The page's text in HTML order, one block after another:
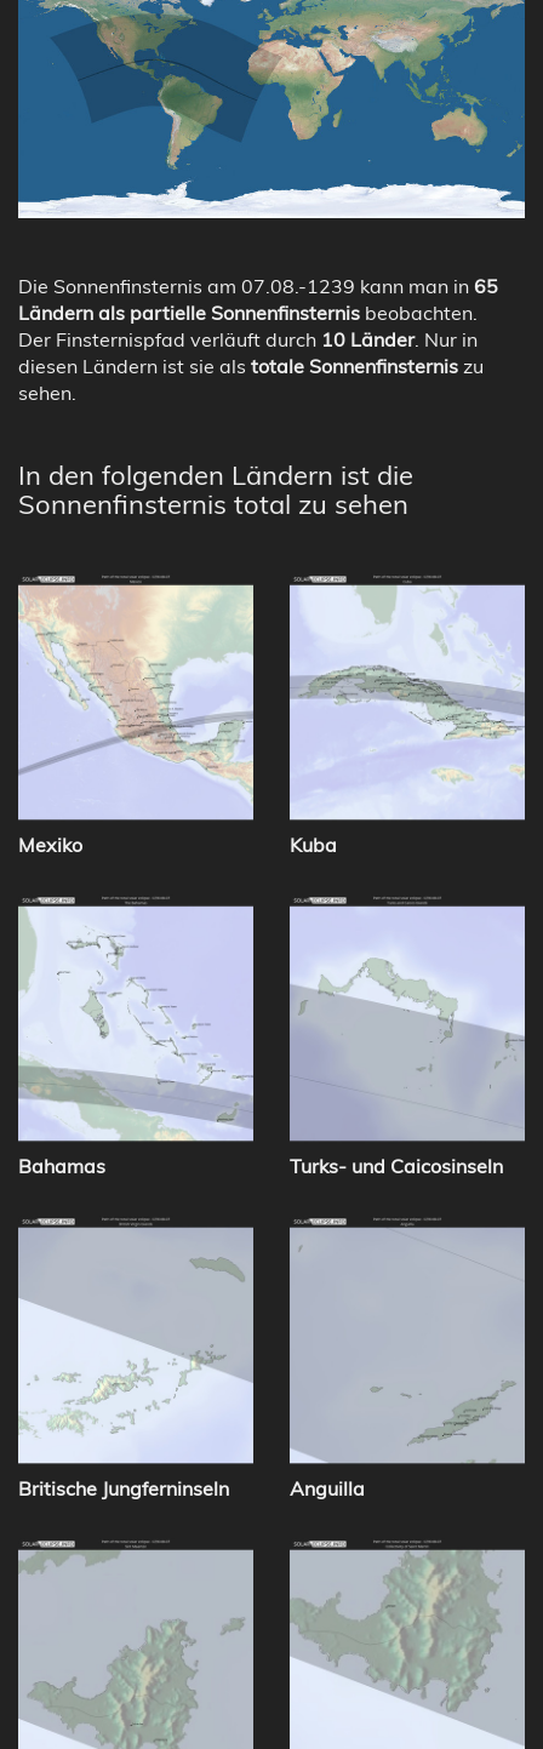
Die Sonnenfinsternis am 07.08.-1239 kann man in 65
Ländern als partielle Sonnenfinsternis beobachten.
Der Finsternispfad verläuft durch 10 Länder. Nur in
diesen Ländern ist sie als totale Sonnenfinsternis zu
sehen.
In den folgenden Ländern ist die
Sonnenfinsternis total zu sehen
Mexiko Kuba
Bahamas Turks- und Caicosinseln
Britische Jungferninseln Anguilla